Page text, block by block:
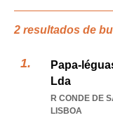
2 resultados de
Papa-
Lda
R CONDE DE
LISBOA